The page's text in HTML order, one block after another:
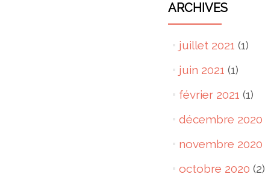
ARCHIVES
juillet 2021 (1)
juin 2021 (1)
février 2021 (1)
décembre 2020
novembre 2020
octobre 2020 (2)